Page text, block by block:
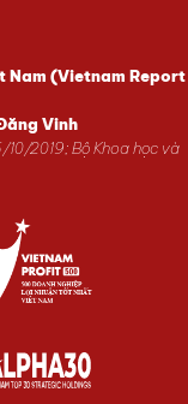
Nam (Vietnam Report
Vinh
10/2019; Bộ Khoa học và